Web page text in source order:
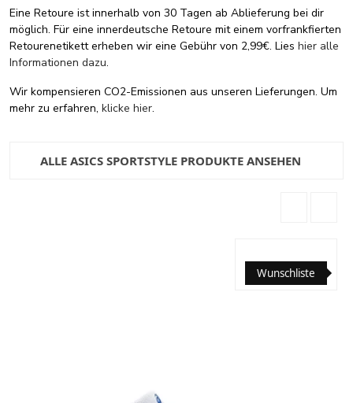
Eine Retoure ist innerhalb von 30 Tagen ab Ablieferung bei dir
möglich. Für eine innerdeutsche Retoure mit einem vorfrankfierten
Retourenetikett erheben wir eine Gebühr von 2,99€. Lies hier alle
Informationen dazu.
Wir kompensieren CO2-Emissionen aus unseren Lieferungen. Um
mehr zu erfahren, klicke hier.
ALLE ASICS SPORTSTYLE PRODUKTE ANSEHEN
Wunschliste